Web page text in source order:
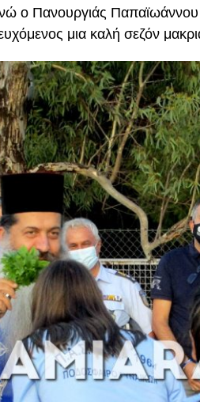
ο Πανουργιάς
μια καλή σεζόν